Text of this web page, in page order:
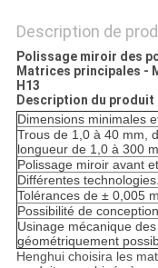
Description de
Polissage miroir des
Matrices principales -
H13
Description du produit
Dimensions minimales
Trous de 1,0 à 40 mm,
longueur de 1,0 à 300
Polissage miroir avant
Différentes technologies.
Tolérances de ± 0,005
Possibilité de
Usinage mécanique
géométriquement
Henghui choisira les